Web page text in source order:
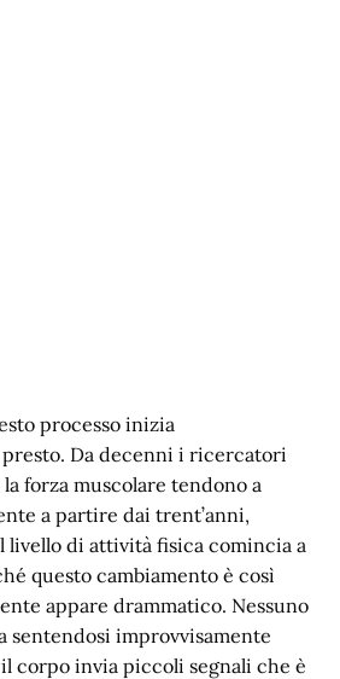
processo inizia
Da decenni i ricercatori
la forza muscolare tendono a
a partire dai trent’anni,
livello di attività fisica comincia a
questo cambiamento è così
appare drammatico. Nessuno
sentendosi improvvisamente
corpo invia piccoli segnali che è